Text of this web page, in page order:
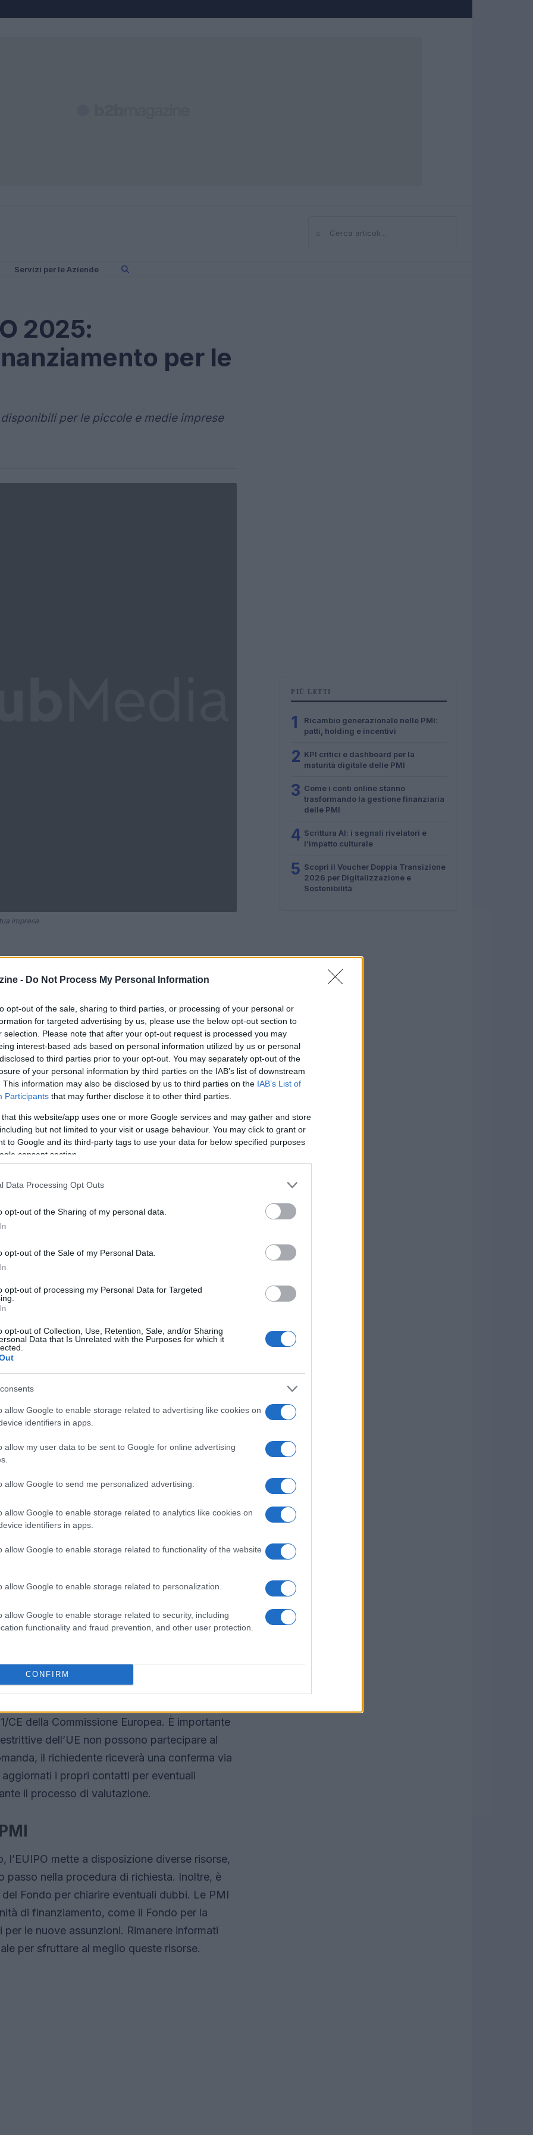
- Do Not Process My Personal Information
opt-out of the sale, sharing to third parties, or processing of your personal or
for targeted advertising by us, please use the below opt-out section to
selection. Please note that after your opt-out request is processed you may
interest-based ads based on personal information utilized by us or personal
to third parties prior to your opt-out. You may separately opt-out of the
of your personal information by third parties on the IAB’s list of downstream
This information may also be disclosed by us to third parties on the IAB’s List of
Participants that may further disclose it to other third parties.
that this website/app uses one or more Google services and may gather and store
but not limited to your visit or usage behaviour. You may click to grant or
to Google and its third-party tags to use your data for below specified purposes
consent section.
Data Processing Opt Outs
opt-out of the Sharing of my personal data.
opt-out of the Sale of my Personal Data.
opt-out of processing my Personal Data for Targeted
opt-out of Collection, Use, Retention, Sale, and/or Sharing
Data that Is Unrelated with the Purposes for which it
allow Google to enable storage related to advertising like cookies on
identifiers in apps.
allow my user data to be sent to Google for online advertising
allow Google to send me personalized advertising.
allow Google to enable storage related to analytics like cookies on
identifiers in apps.
allow Google to enable storage related to functionality of the website
allow Google to enable storage related to personalization.
allow Google to enable storage related to security, including
functionality and fraud prevention, and other user protection.
CONFIRM
⌕Cerca
Servizi per le Aziende
2025:
per le
per le piccole e medie imprese
impresa.
accedere a un’importante opportunità
di EUIPO. Questo fondo, gestito dall’Ufficio
offre diversi tipi di voucher per
e progettazione di marchi e brevetti
nel 2022, si propone di sostenere le PMI nel
disponibili
voucher di importi variabili, che possono
, a seconda del tipo di attività da finanziare.
costi specifici, come la registrazione di marchi
che operano negli Stati membri dell’UE,
che le imprese interessate presentino
di fornire la documentazione
e un certificato bancario ufficiale.
rispettare determinati requisiti. In
come piccole, micro o medie
della Commissione Europea. È importante
dell’UE non possono partecipare al
il richiedente riceverà una conferma via
i propri contatti per eventuali
il processo di valutazione.
l’EUIPO mette a disposizione diverse risorse,
passo nella procedura di richiesta. Inoltre, è
Fondo per chiarire eventuali dubbi. Le PMI
di finanziamento, come il Fondo per la
le nuove assunzioni. Rimanere informati
per sfruttare al meglio queste risorse.
PIÙ LETTI
1
Ricambio generazionale nelle PMI:
patti, holding e incentivi
2 KPI critici e dashboard per la
maturità digitale delle PMI
3 Come i conti online stanno
trasformando la gestione finanziaria
delle PMI
4 Scrittura AI: i segnali rivelatori e
l’impatto culturale
5 Scopri il Voucher Doppia Transizione
2026 per Digitalizzazione e
Sostenibilità